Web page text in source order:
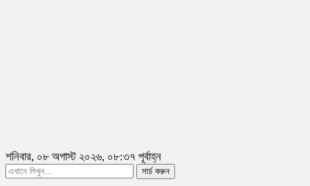
শনিবার, ০৮ অগাস্ট ২০২৬, ০৮:৩৭ পূর্বাহ্ন
সার্চ করুন